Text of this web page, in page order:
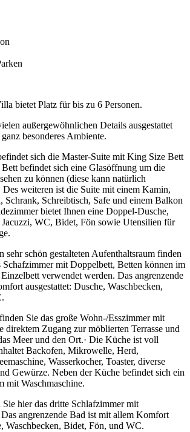
bietet Platz für bis zu 6 Personen.
außergewöhnlichen Details ausgestattet
besonderes Ambiente.
sich die Master-Suite mit King Size Bett
befindet sich eine Glasöffnung um die
zu können (diese kann natürlich
weiteren ist die Suite mit einem Kamin,
Schrank, Schreibtisch, Safe und einem Balkon
bietet Ihnen eine Doppel-Dusche,
WC, Bidet, Fön sowie Utensilien für
sehr schön gestalteten Aufenthaltsraum finden
Schafzimmer mit Doppelbett, Betten können im
verwendet werden. Das angrenzende
ausgestattet: Dusche, Waschbecken,
Sie das große Wohn-/Esszimmer mit
direktem Zugang zur möblierten Terrasse und
Meer und den Ort.· Die Küche ist voll
Backofen, Mikrowelle, Herd,
Wasserkocher, Toaster, diverse
Gewürze. Neben der Küche befindet sich ein
mit Waschmaschine.
hier das dritte Schlafzimmer mit
angrenzende Bad ist mit allem Komfort
Waschbecken, Bidet, Fön, und WC.